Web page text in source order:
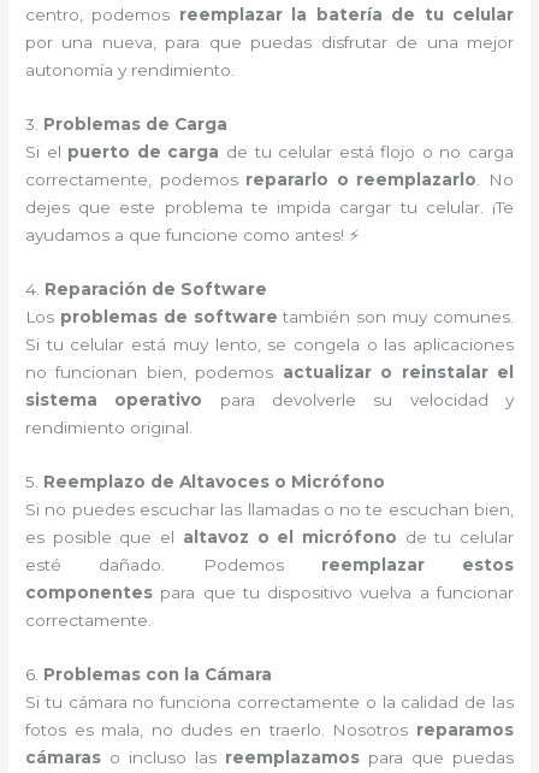
centro, podemos reemplazar la batería de tu celular
por una nueva, para que puedas disfrutar de una mejor
autonomía y rendimiento.
3. Problemas de Carga
Si el puerto de carga de tu celular está flojo o no carga
correctamente, podemos repararlo o reemplazarlo . No
dejes que este problema te impida cargar tu celular. ¡Te
ayudamos a que funcione como antes! ⚡
4. Reparación de Software
Los problemas de software también son muy comunes.
Si tu celular está muy lento, se congela o las aplicaciones
no funcionan bien, podemos actualizar o reinstalar el
sistema operativo para devolverle su velocidad y
rendimiento original.
5. Reemplazo de Altavoces o Micrófono
Si no puedes escuchar las llamadas o no te escuchan bien,
es posible que el altavoz o el micrófono de tu celular
esté dañado. Podemos reemplazar estos
componentes para que tu dispositivo vuelva a funcionar
correctamente.
6. Problemas con la Cámara
Si tu cámara no funciona correctamente o la calidad de las
fotos es mala, no dudes en traerlo. Nosotros reparamos
cámaras o incluso las reemplazamos para que puedas